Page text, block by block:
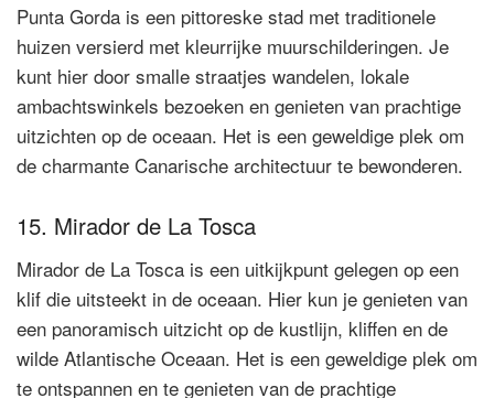
Punta Gorda is een pittoreske stad met traditionele
huizen versierd met kleurrijke muurschilderingen. Je
kunt hier door smalle straatjes wandelen, lokale
ambachtswinkels bezoeken en genieten van prachtige
uitzichten op de oceaan. Het is een geweldige plek om
de charmante Canarische architectuur te bewonderen.
15. Mirador de La Tosca
Mirador de La Tosca is een uitkijkpunt gelegen op een
klif die uitsteekt in de oceaan. Hier kun je genieten van
een panoramisch uitzicht op de kustlijn, kliffen en de
wilde Atlantische Oceaan. Het is een geweldige plek om
te ontspannen en te genieten van de prachtige